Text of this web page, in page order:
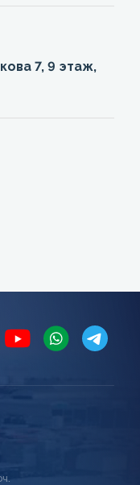
7, 9 этаж,